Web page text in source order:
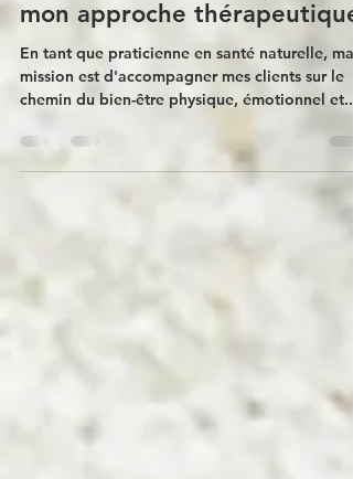
santé naturelle : comprendre
mon approche thérapeutique
En tant que praticienne en santé naturelle, ma
mission est d'accompagner mes clients sur le
chemin du bien-être physique, émotionnel et...